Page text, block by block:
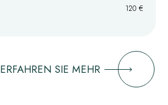
120 €
ERFAHREN SIE MEHR